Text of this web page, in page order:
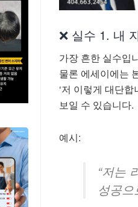
❌ 실수 1. 내
가장 흔한 실수입
물론 에세이에는
‘저 이렇게 대단
보일 수 있습니다.
예시:
“저는
성공